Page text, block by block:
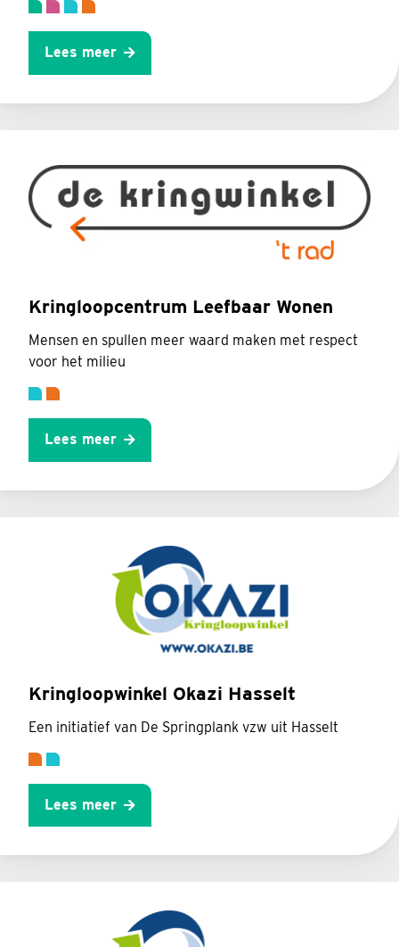
Lees meer
Kringloopcentrum Leefbaar Wonen
Mensen en spullen meer waard maken met respect
voor het milieu
Lees meer
Kringloopwinkel Okazi Hasselt
Een initiatief van De Springplank vzw uit Hasselt
Lees meer